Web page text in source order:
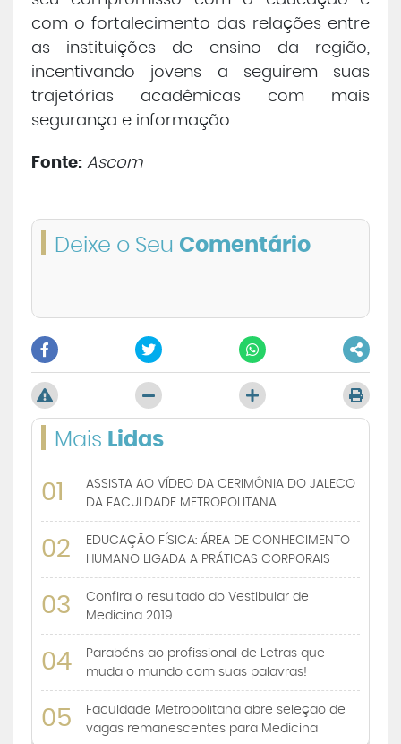
com o fortalecimento das relações entre
as instituições de ensino da região,
incentivando jovens a seguirem suas
trajetórias acadêmicas com mais
segurança e informação.
Fonte: Ascom
Deixe o Seu Comentário
Mais Lidas
01
ASSISTA AO VÍDEO DA CERIMÔNIA DO JALECO
DA FACULDADE METROPOLITANA
02
EDUCAÇÃO FÍSICA: ÁREA DE CONHECIMENTO
HUMANO LIGADA A PRÁTICAS CORPORAIS
03
Confira o resultado do Vestibular de
Medicina 2019
04
Parabéns ao profissional de Letras que
muda o mundo com suas palavras!
05
Faculdade Metropolitana abre seleção de
vagas remanescentes para Medicina